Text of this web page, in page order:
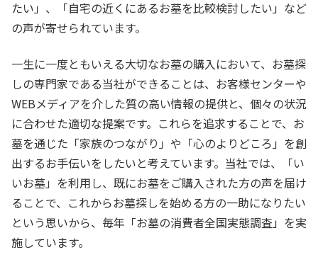
たい」、「自宅の近くにあるお墓を比較検討したい」など
の声が寄せられています。
一生に一度ともいえる大切なお墓の購入において、お墓探
しの専門家である当社ができることは、お客様センターや
WEBメディアを介した質の高い情報の提供と、個々の状況
に合わせた適切な提案です。これらを追求することで、お
墓を通じた「家族のつながり」や「心のよりどころ」を創
出するお手伝いをしたいと考えています。当社では、「い
いお墓」を利用し、既にお墓をご購入された方の声を届け
ることで、これからお墓探しを始める方の一助になりたい
という思いから、毎年「お墓の消費者全国実態調査」を実
施しています。